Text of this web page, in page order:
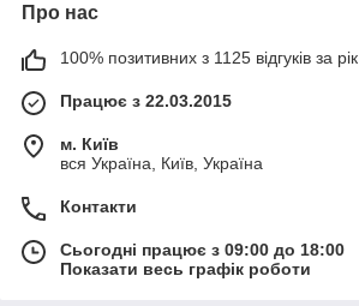
Про нас
100% позитивних з 1125 відгуків за рік
Працює з 22.03.2015
м. Київ
вся Україна, Київ, Україна
Контакти
Сьогодні працює з 09:00 до 18:00
Показати весь графік роботи